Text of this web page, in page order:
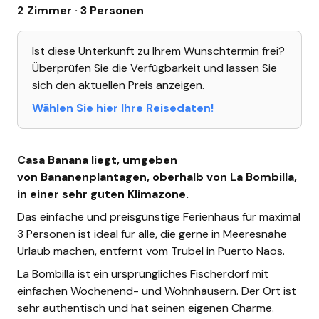
2 Zimmer · 3 Personen
Ist diese Unterkunft zu Ihrem Wunschtermin frei?
Überprüfen Sie die Verfügbarkeit und lassen Sie
sich den aktuellen Preis anzeigen.
Wählen Sie hier Ihre Reisedaten!
Casa Banana liegt, umgeben
von Bananenplantagen, oberhalb von La Bombilla,
in einer sehr guten Klimazone.
Das einfache und preisgünstige Ferienhaus für maximal
3 Personen ist ideal für alle, die gerne in Meeresnähe
Urlaub machen, entfernt vom Trubel in Puerto Naos.
La Bombilla ist ein ursprüngliches Fischerdorf mit
einfachen Wochenend- und Wohnhäusern. Der Ort ist
sehr authentisch und hat seinen eigenen Charme.